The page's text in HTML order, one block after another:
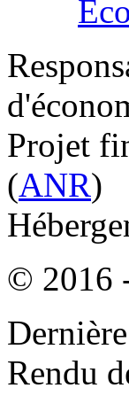
Projet
(ANR)
© 2016
Rendu